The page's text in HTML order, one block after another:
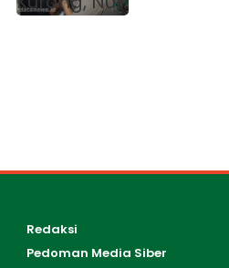
Redaksi
Pedoman Media Siber